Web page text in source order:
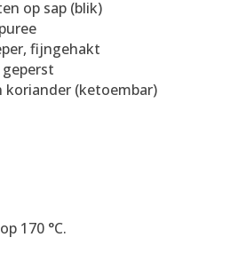
op sap (blik)
fijngehakt
(ketoembar)
170 °C.